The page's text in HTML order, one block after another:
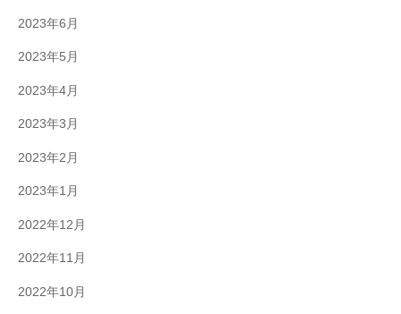
2023年6月
2023年5月
2023年4月
2023年3月
2023年2月
2023年1月
2022年12月
2022年11月
2022年10月